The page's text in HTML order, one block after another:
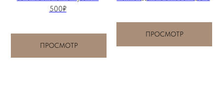
500₽
ПРОСМОТР
ПРОСМОТР